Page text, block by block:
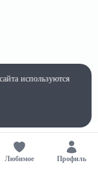
Любимое Профиль
используются